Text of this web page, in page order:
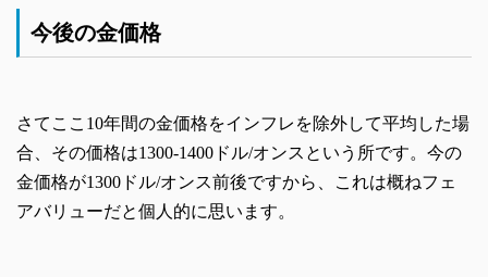
今後の金価格
さてここ10年間の金価格をインフレを除外して平均した場
合、その価格は1300-1400ドル/オンスという所です。今の
金価格が1300ドル/オンス前後ですから、これは概ねフェ
アバリューだと個人的に思います。